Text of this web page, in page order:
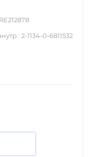
RE212878
2-1134-0-6811532